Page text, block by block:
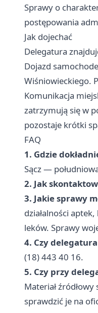
Sprawy o
postępowania
Jak dojechać
Delegatura
Dojazd
Wiśniowieckiego.
Komunikacja
zatrzymują się w
pozostaje krótki
FAQ
1. Gdzie
Sącz —
2. Jak
3. Jakie sprawy
działalności
leków. Sprawy
4. Czy
(18) 443 40 16.
5. Czy przy
Materiał
sprawdzić je na